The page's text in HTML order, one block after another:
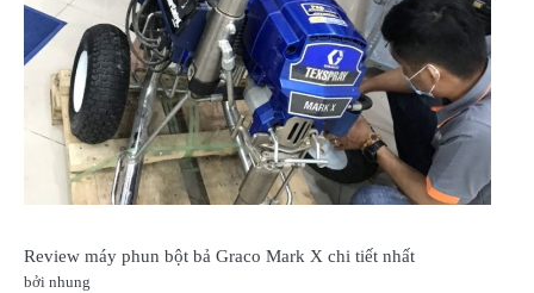
Review máy phun bột bả Graco Mark X chi tiết nhất
bởi nhung